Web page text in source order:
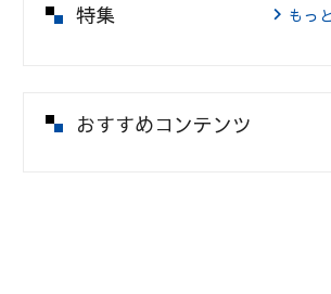
特集 もっ
おすすめコンテンツ